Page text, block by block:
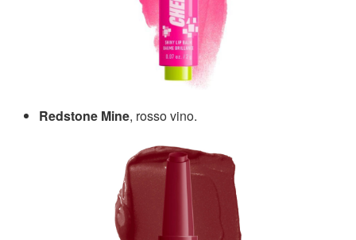
Redstone Mine, rosso vino.